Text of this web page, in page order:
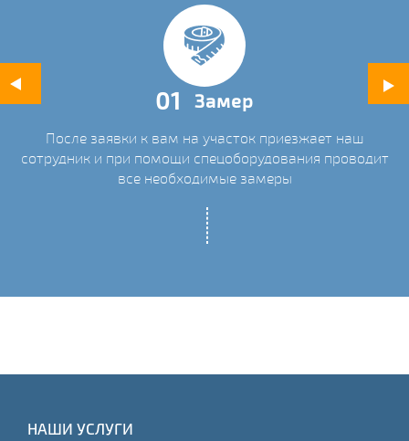
01 Замер
После заявки к вам на участок приезжает наш
сотрудник и при помощи спецоборудования проводит
все необходимые замеры
НАШИ УСЛУГИ